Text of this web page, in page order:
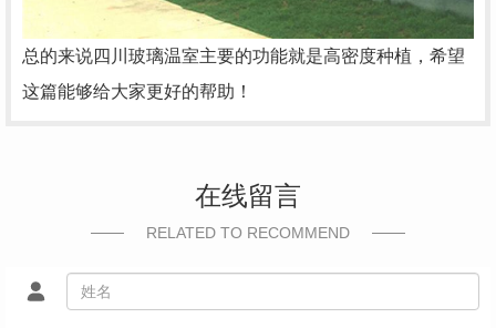
总的来说四川玻璃温室主要的功能就是高密度种植，希望
这篇能够给大家更好的帮助！
在线留言
RELATED TO RECOMMEND